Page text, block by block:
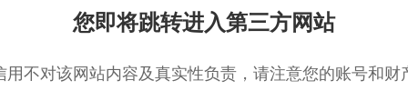
您即将跳转进入第三方网站
用不对该网站内容及真实性负责，请注意您的账号和财